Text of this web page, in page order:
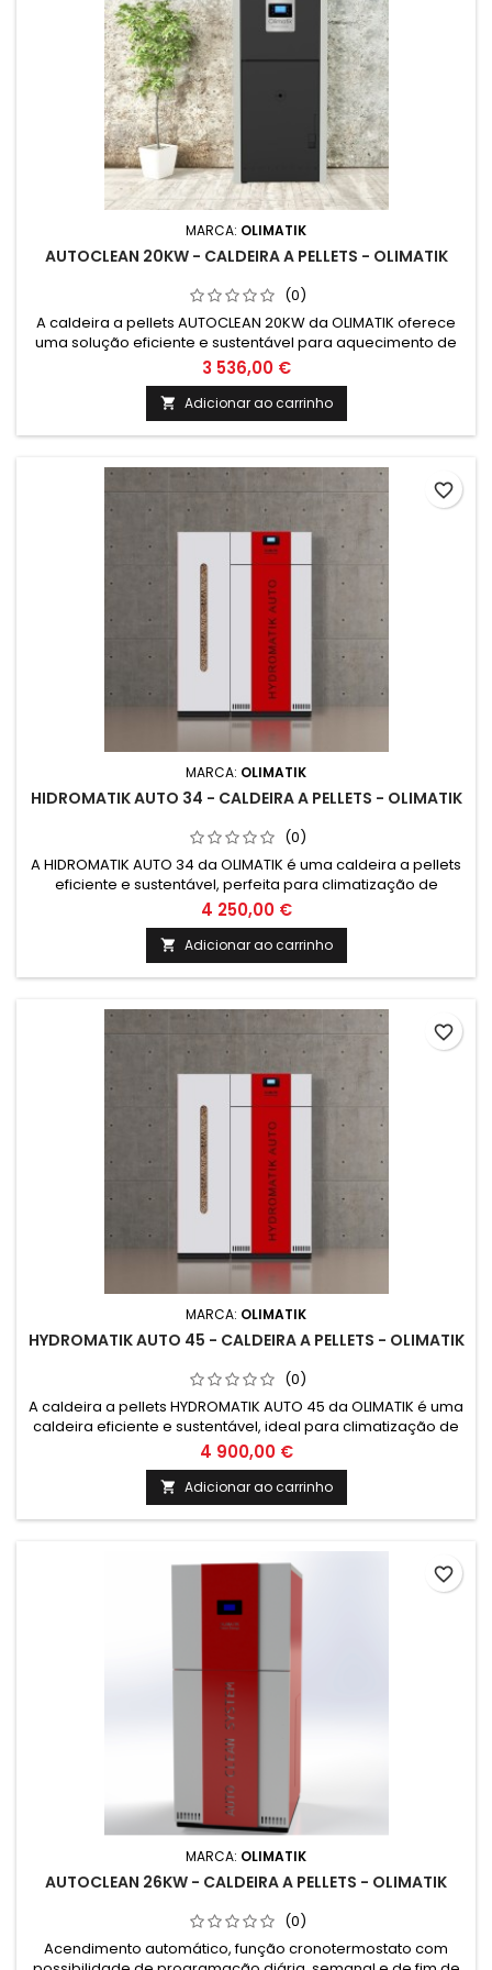
MARCA: OLIMATIK
AUTOCLEAN 20KW - CALDEIRA A PELLETS - OLIMATIK
(0)
A caldeira a pellets AUTOCLEAN 20KW da OLIMATIK oferece
uma solução eficiente e sustentável para aquecimento de
ambientes, com tecnologia de limpeza automática e alta
potência. Ideal para quem busca conforto térmico sem abrir
mão da preocupação com o meio ambiente.
3 536,00 €
 Adicionar ao carrinho
MARCA: OLIMATIK
HIDROMATIK AUTO 34 - CALDEIRA A PELLETS - OLIMATIK
(0)
A HIDROMATIK AUTO 34 da OLIMATIK é uma caldeira a pellets
eficiente e sustentável, perfeita para climatização de
ambientes. Com tecnologia de ponta, garante conforto
térmico e economia de energia. Ideal para residências e
estabelecimentos comerciais.
4 250,00 €
 Adicionar ao carrinho
favorite_border
MARCA: OLIMATIK
HYDROMATIK AUTO 45 - CALDEIRA A PELLETS - OLIMATIK
(0)
A caldeira a pellets HYDROMATIK AUTO 45 da OLIMATIK é uma
caldeira eficiente e sustentável, ideal para climatização de
ambientes e uso de energias renováveis. Com tecnologia
avançada e fácil manutenção, proporciona conforto térmico
com baixo impacto ambiental.
4 900,00 €
 Adicionar ao carrinho
favorite_border
MARCA: OLIMATIK
AUTOCLEAN 26KW - CALDEIRA A PELLETS - OLIMATIK
(0)
Acendimento automático, função cronotermostato com
favorite_border